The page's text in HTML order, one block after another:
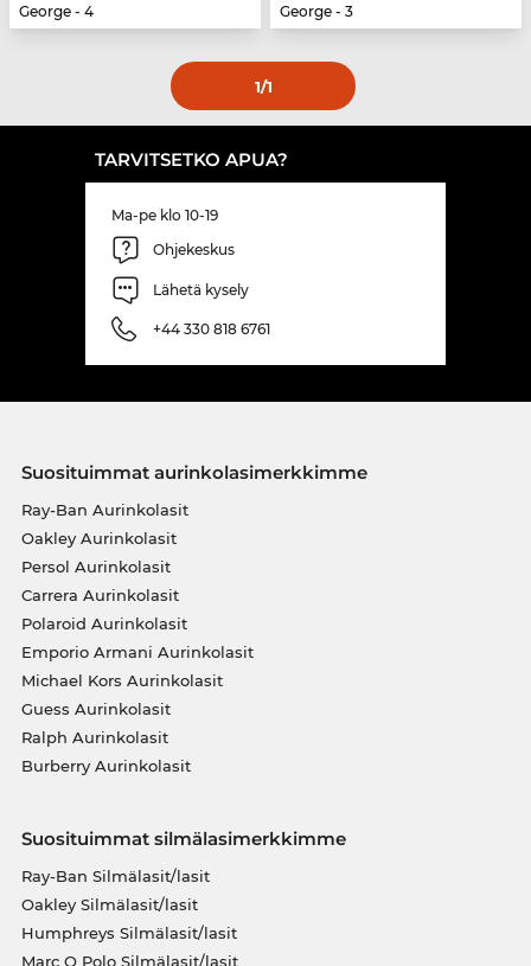
George - 4
George - 3
1/1
TARVITSETKO APUA?
Ma-pe klo 10-19
Ohjekeskus
Lähetä kysely
+44 330 818 6761
Suosituimmat aurinkolasimerkkimme
Ray-Ban Aurinkolasit
Oakley Aurinkolasit
Persol Aurinkolasit
Carrera Aurinkolasit
Polaroid Aurinkolasit
Emporio Armani Aurinkolasit
Michael Kors Aurinkolasit
Guess Aurinkolasit
Ralph Aurinkolasit
Burberry Aurinkolasit
Suosituimmat silmälasimerkkimme
Ray-Ban Silmälasit/lasit
Oakley Silmälasit/lasit
Humphreys Silmälasit/lasit
Marc O Polo Silmälasit/lasit